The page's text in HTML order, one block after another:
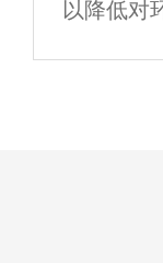
来的蒸汽
槽
以降低对
有高浓度